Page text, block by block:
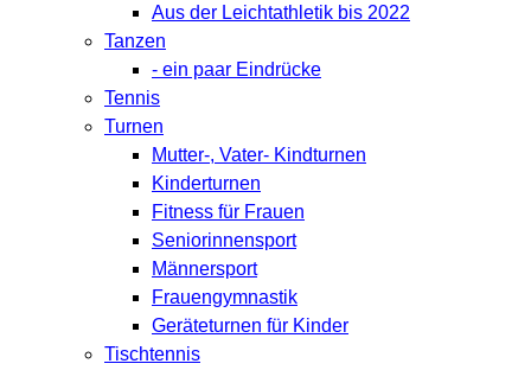
Aus der Leichtathletik bis 2022
Tanzen
- ein paar Eindrücke
Tennis
Turnen
Mutter-, Vater- Kindturnen
Kinderturnen
Fitness für Frauen
Seniorinnensport
Männersport
Frauengymnastik
Geräteturnen für Kinder
Tischtennis